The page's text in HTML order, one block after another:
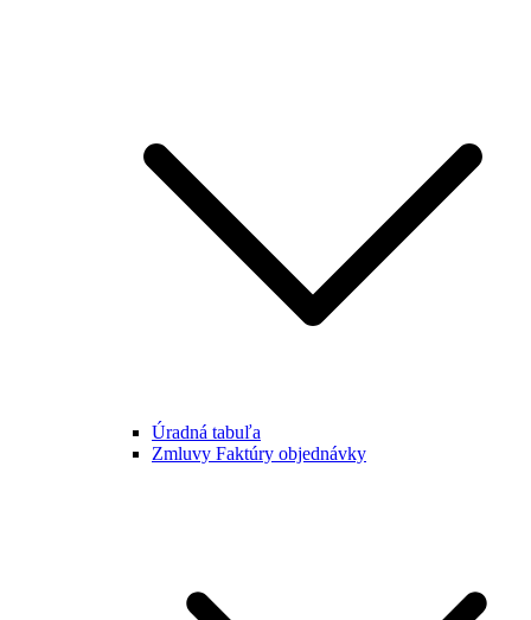
Úradná tabuľa
Zmluvy Faktúry objednávky